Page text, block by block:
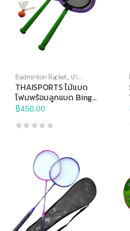
Badminton Racket, ปา
เป้า,เกมส์ และสื่อการเรียนการ
สอน,สินค้าล็อตสุดท้าย,สื่อการ
เรียนการสอน,แบดมินตัน
THAISPORTS ไม้แบด
โฟมพร้อมลูกแบด Bing
Bank Super Kick
฿450.00